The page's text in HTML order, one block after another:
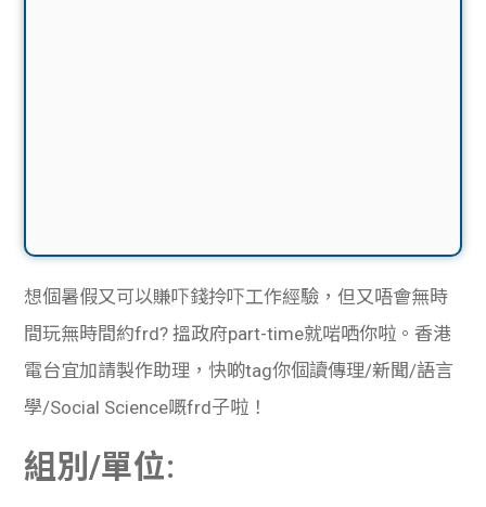
想個暑假又可以賺吓錢拎吓工作經驗，但又唔會無時
間玩無時間約frd? 搵政府part-time就啱哂你啦。 香港
電台宜加請製作助理，快啲tag你個讀傳理/新聞/語言
學/Social Science嘅frd子啦！
組別/單位: